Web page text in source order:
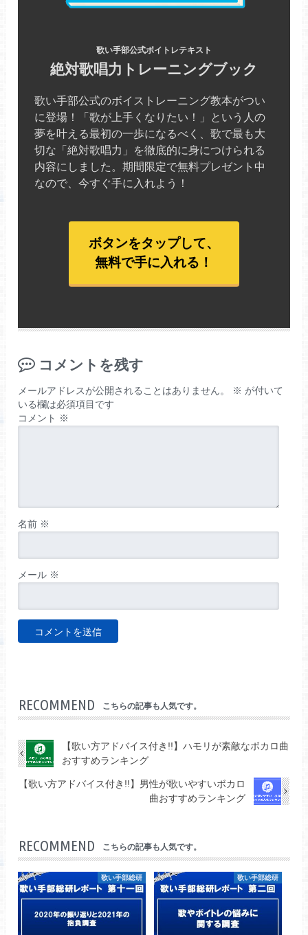
歌い手部公式ボイトレテキスト
絶対歌唱力トレーニングブック
歌い手部公式のボイストレーニング教本がつい
に登場！「歌が上手くなりたい！」という人の
夢を叶える最初の一歩になるべく、歌で最も大
切な「絶対歌唱力」を徹底的に身につけられる
内容にしました。期間限定で無料プレゼント中
なので、今すぐ手に入れよう！
ボタンをタップして、
無料で手に入れる！
コメントを残す
メールアドレスが公開されることはありません。 ※ が付いて
いる欄は必須項目です
コメント ※
名前 ※
メール ※
RECOMMEND こちらの記事も人気です。
【歌い方アドバイス付き!!】ハモリが素敵なボカロ曲
おすすめランキング
【歌い方アドバイス付き!!】男性が歌いやすいボカロ
曲おすすめランキング
RECOMMEND こちらの記事も人気です。
歌い手部総研 歌い手部総研